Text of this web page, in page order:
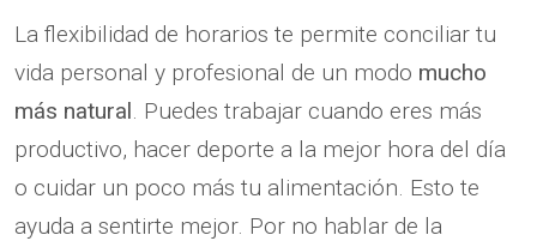
La flexibilidad de horarios te permite conciliar tu
vida personal y profesional de un modo mucho
más natural . Puedes trabajar cuando eres más
productivo, hacer deporte a la mejor hora del día
o cuidar un poco más tu alimentación. Esto te
ayuda a sentirte mejor. Por no hablar de la